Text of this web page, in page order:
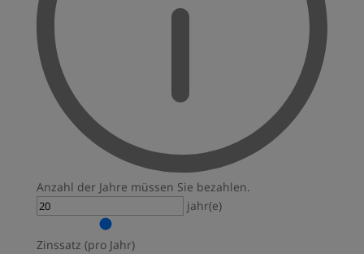
Anzahl der Jahre müssen Sie bezahlen.
jahr(e)
Zinssatz (pro Jahr)